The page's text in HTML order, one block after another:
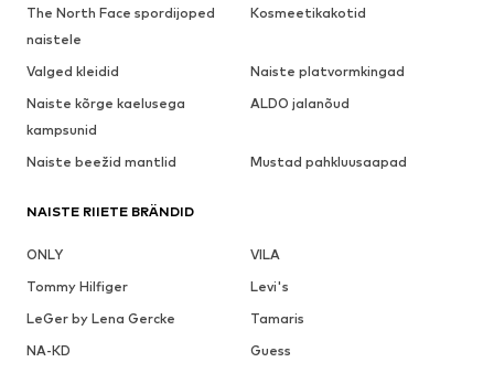
The North Face spordijoped
naistele
Kosmeetikakotid
Valged kleidid
Naiste platvormkingad
Naiste kõrge kaelusega
kampsunid
ALDO jalanõud
Naiste beežid mantlid Mustad pahkluusaapad
NAISTE RIIETE BRÄNDID
ONLY
VILA
Tommy Hilfiger
Levi's
LeGer by Lena Gercke
Tamaris
NA-KD
Guess